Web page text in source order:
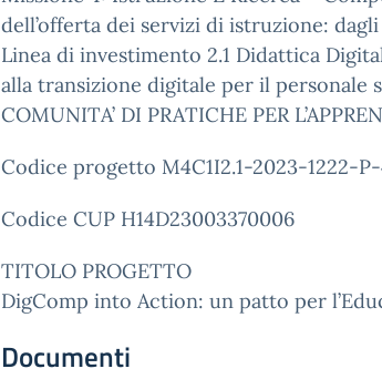
dell’offerta dei servizi di istruzione:
Linea di investimento 2.1 Didattica
alla transizione digitale per il personale
COMUNITA’ DI PRATICHE PER
Codice progetto M4C1I2.1-2023-1222-P-
Codice CUP H14D23003370006
TITOLO PROGETTO
DigComp into Action: un patto per
Documenti